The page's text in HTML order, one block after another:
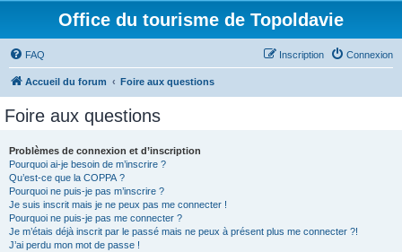
Office du tourisme de Topoldavie
FAQ Connexion
Inscription
Accueil du forum Foire aux questions
Foire aux questions
Problèmes de connexion et d’inscription
Pourquoi ai-je besoin de m’inscrire ?
Qu’est-ce que la COPPA ?
Pourquoi ne puis-je pas m’inscrire ?
Je suis inscrit mais je ne peux pas me connecter !
Pourquoi ne puis-je pas me connecter ?
Je m’étais déjà inscrit par le passé mais ne peux à présent plus me connecter ?!
J’ai perdu mon mot de passe !